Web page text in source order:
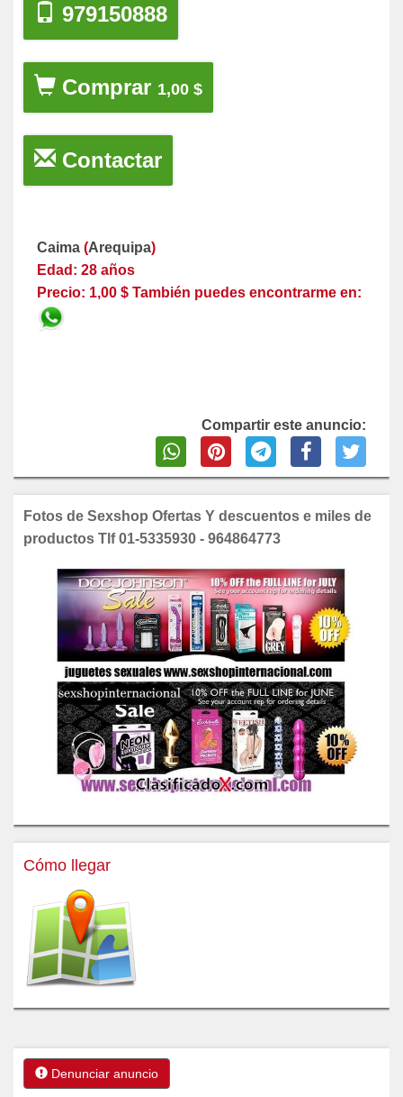
979150888
Comprar 1,00 $
Contactar
Caima (Arequipa)
Edad: 28 años
Precio: 1,00 $ También puedes encontrarme en:
Compartir este anuncio:
Fotos de Sexshop Ofertas Y descuentos e miles de
productos Tlf 01-5335930 - 964864773
Cómo llegar
Denunciar anuncio